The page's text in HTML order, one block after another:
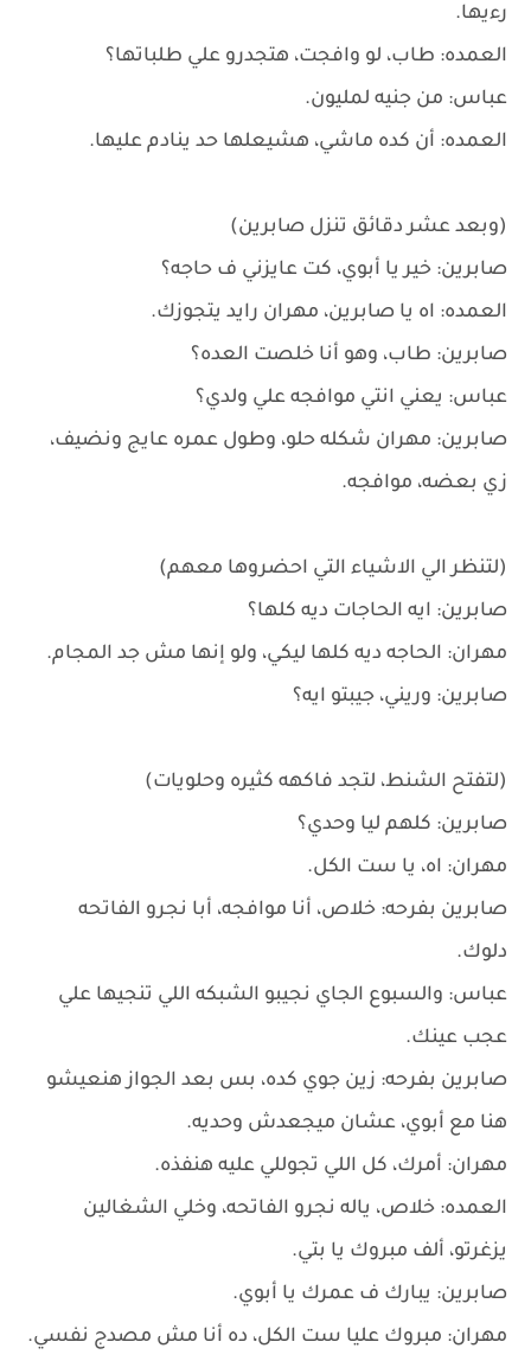
رءيها.
العمده: طاب، لو وافجت، هتجدرو علي طلباتها؟
عباس: من جنيه لمليون.
العمده: أن كده ماشي، هشيعلها حد ينادم عليها.
(وبعد عشر دقائق تنزل صابرين)
صابرين: خير يا أبوي، كت عايزني ف حاجه؟
العمده: اه يا صابرين، مهران رايد يتجوزك.
صابرين: طاب، وهو أنا خلصت العده؟
عباس: يعني انتي موافجه علي ولدي؟
صابرين: مهران شكله حلو، وطول عمره عايج ونضيف،
زي بعضه، موافجه.
(لتنظر الي الاشياء التي احضروها معهم)
صابرين: ايه الحاجات ديه كلها؟
مهران: الحاجه ديه كلها ليكي، ولو إنها مش جد المجام.
صابرين: وريني، جيبتو ايه؟
(لتفتح الشنط، لتجد فاكهه كثيره وحلويات)
صابرين: كلهم ليا وحدي؟
مهران: اه، يا ست الكل.
صابرين بفرحه: خلاص، أنا موافجه، أبا نجرو الفاتحه
دلوك.
عباس: والسبوع الجاي نجيبو الشبكه اللي تنجيها علي
عجب عينك.
صابرين بفرحه: زين جوي كده، بس بعد الجواز هنعيشو
هنا مع أبوي، عشان ميجعدش وحديه.
مهران: أمرك، كل اللي تجوللي عليه هنفذه.
العمده: خلاص، ياله نجرو الفاتحه، وخلي الشغالين
يزغرتو، ألف مبروك يا بتي.
صابرين: يبارك ف عمرك يا أبوي.
مهران: مبروك عليا ست الكل، ده أنا مش مصدج نفسي.